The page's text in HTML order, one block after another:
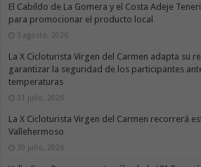
El Cabildo de La Gomera y el Costa Adeje
para promocionar el producto local
3 agosto, 2026
La X Cicloturista Virgen del Carmen adapta su
garantizar la seguridad de los participantes
temperaturas
31 julio, 2026
La X Cicloturista Virgen del Carmen recorrerá
Vallehermoso
30 julio, 2026